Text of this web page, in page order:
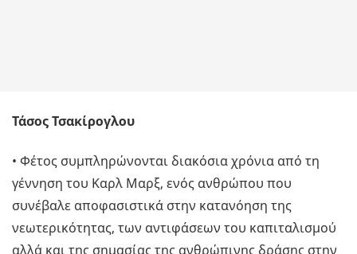
Τάσος Τσακίρογλου
• Φέτος συμπληρώνονται διακόσια χρόνια από τη
γέννηση του Καρλ Μαρξ, ενός ανθρώπου που
συνέβαλε αποφασιστικά στην κατανόηση της
νεωτερικότητας, των αντιφάσεων του καπιταλισμού
αλλά και της σημασίας της ανθρώπινης δράσης στην